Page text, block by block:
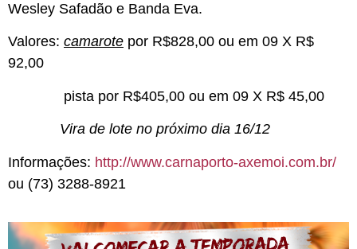
Wesley Safadão e Banda Eva.
Valores: camarote por R$828,00 ou em 09 X R$
92,00
pista por R$405,00 ou em 09 X R$ 45,00
Vira de lote no próximo dia 16/12
Informações: http://www.carnaporto-axemoi.com.br/
ou (73) 3288-8921